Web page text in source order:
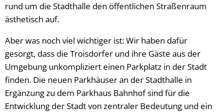
rund um die Stadthalle den öffentlichen Straßenraum
ästhetisch auf.
Aber was noch viel wichtiger ist: Wir haben dafür
gesorgt, dass die Troisdorfer und ihre Gäste aus der
Umgebung unkompliziert einen Parkplatz in der Stadt
finden. Die neuen Parkhäuser an der Stadthalle in
Ergänzung zu dem Parkhaus Bahnhof sind für die
Entwicklung der Stadt von zentraler Bedeutung und ein